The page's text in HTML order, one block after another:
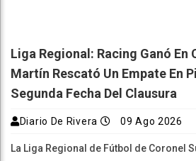
Liga Regional: Racing Ganó En
Martín Rescató Un Empate En
Segunda Fecha Del Clausura
Diario De Rivera 09 Ago 2026
La Liga Regional de Fútbol de Coronel